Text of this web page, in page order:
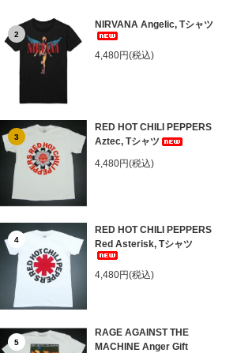
2
NIRVANA Angelic, Tシャツ
4,480円(税込)
3
RED HOT CHILI PEPPERS
Aztec, Tシャツ
4,480円(税込)
4
RED HOT CHILI PEPPERS
Red Asterisk, Tシャツ
4,480円(税込)
5
RAGE AGAINST THE
MACHINE Anger Gift